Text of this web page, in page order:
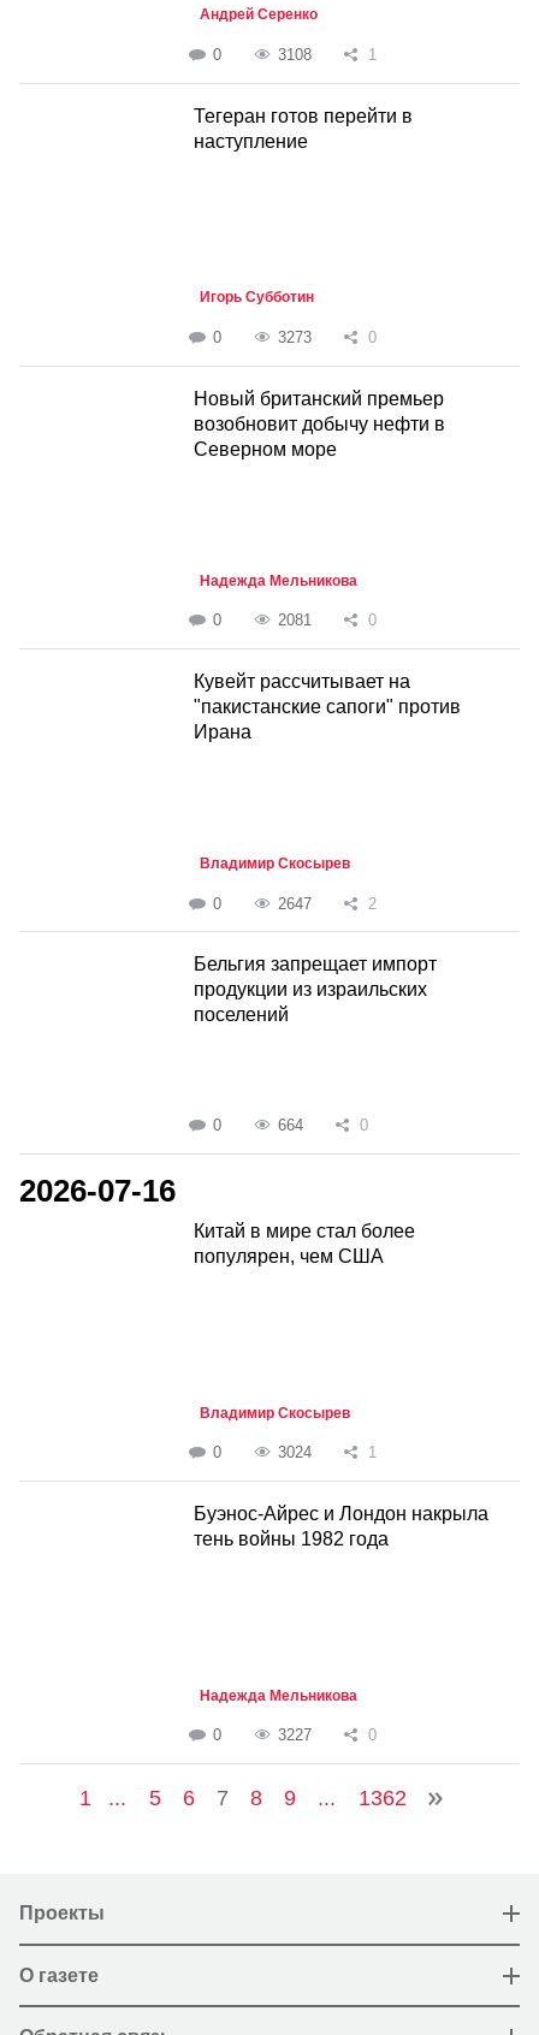
Андрей Серенко
0 3108 1
Тегеран готов перейти в
наступление
Игорь Субботин
0 3273 0
Новый британский премьер
возобновит добычу нефти в
Северном море
Надежда Мельникова
0 2081 0
Кувейт рассчитывает на
"пакистанские сапоги" против
Ирана
Владимир Скосырев
0 2647 2
Бельгия запрещает импорт
продукции из израильских
поселений
0 664 0
2026-07-16
Китай в мире стал более
популярен, чем США
Владимир Скосырев
0 3024 1
Буэнос-Айрес и Лондон накрыла
тень войны 1982 года
Надежда Мельникова
0 3227 0
1 ... 5 6 7 8 9 ... 1362
Проекты
О газете